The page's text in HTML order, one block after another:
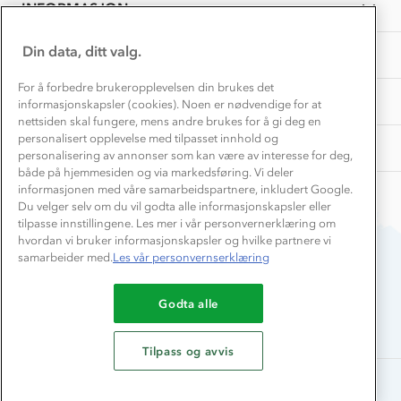
INFORMASJON
OM OSS
TIPS OG RÅD
Store størrelser
Turmat oppskrifter
Beredskap
AKTIVITETER
Leirskole 🥾
Barnehageansatt
Tips til hyttetur
Du betaler enkelt med
Din data, ditt valg.
For å forbedre brukeropplevelsen din brukes det
informasjonskapsler (cookies). Noen er nødvendige for at
nettsiden skal fungere, mens andre brukes for å gi deg en
personalisert opplevelse med tilpasset innhold og
personalisering av annonser som kan være av interesse for deg,
både på hjemmesiden og via markedsføring. Vi deler
informasjonen med våre samarbeidspartnere, inkludert Google.
Du velger selv om du vil godta alle informasjonskapsler eller
tilpasse innstillingene. Les mer i vår personvernerklæring om
hvordan vi bruker informasjonskapsler og hvilke partnere vi
samarbeider med.Les vår personvernserklæring
Godta alle
Tilpass og avvis